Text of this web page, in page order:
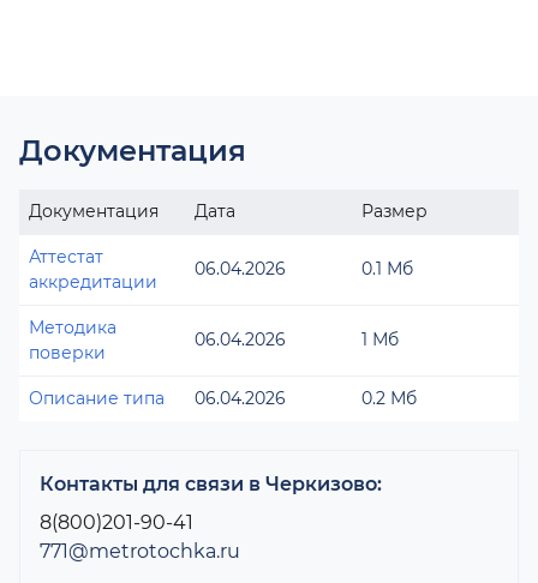
Документация
Документация Дата Размер
Аттестат
аккредитации
06.04.2026 0.1 Мб
Методика
поверки
06.04.2026 1 Мб
Описание типа 06.04.2026 0.2 Мб
Контакты для связи в Черкизово:
8(800)201-90-41
771@metrotochka.ru